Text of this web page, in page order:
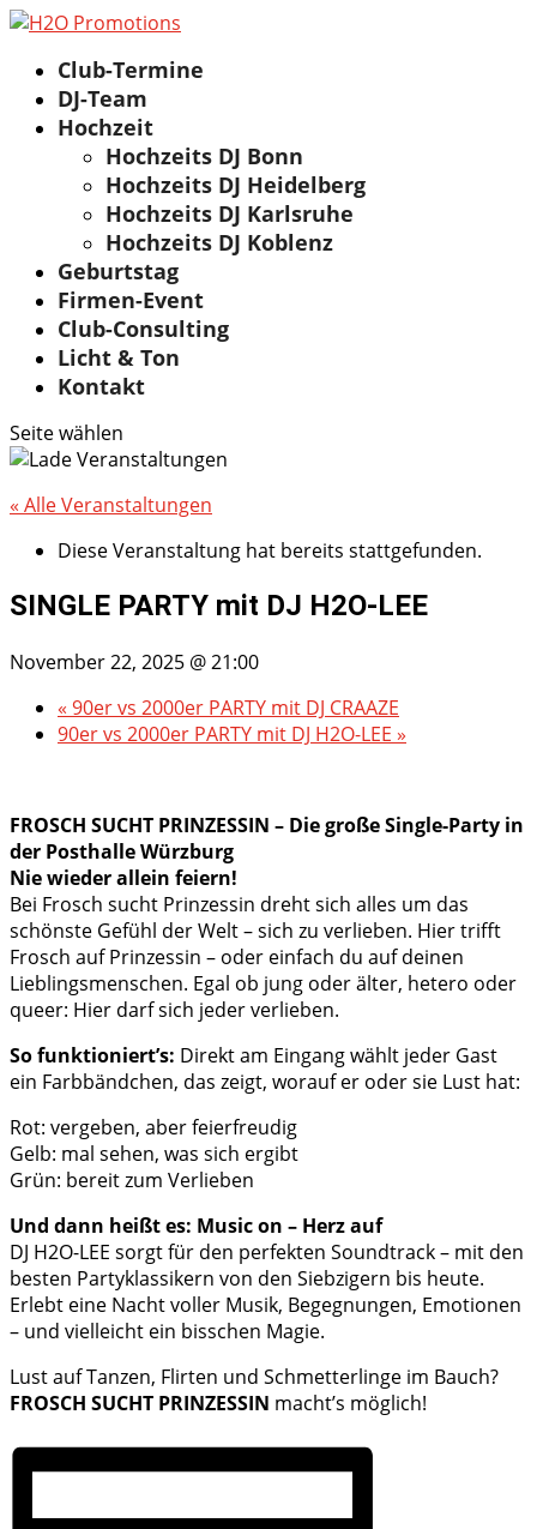
Club-Termine
DJ-Team
Hochzeit
Hochzeits DJ Bonn
Hochzeits DJ Heidelberg
Hochzeits DJ Karlsruhe
Hochzeits DJ Koblenz
Geburtstag
Firmen-Event
Club-Consulting
Licht & Ton
Kontakt
Seite wählen
« Alle Veranstaltungen
Diese Veranstaltung hat bereits stattgefunden.
SINGLE PARTY mit DJ H2O-LEE
November 22, 2025 @ 21:00
« 90er vs 2000er PARTY mit DJ CRAAZE
90er vs 2000er PARTY mit DJ H2O-LEE »
FROSCH SUCHT PRINZESSIN – Die große Single-Party in
der Posthalle Würzburg
Nie wieder allein feiern!
Bei Frosch sucht Prinzessin dreht sich alles um das
schönste Gefühl der Welt – sich zu verlieben. Hier trifft
Frosch auf Prinzessin – oder einfach du auf deinen
Lieblingsmenschen. Egal ob jung oder älter, hetero oder
queer: Hier darf sich jeder verlieben.
So funktioniert’s: Direkt am Eingang wählt jeder Gast
ein Farbbändchen, das zeigt, worauf er oder sie Lust hat:
Rot: vergeben, aber feierfreudig
Gelb: mal sehen, was sich ergibt
Grün: bereit zum Verlieben
Und dann heißt es: Music on – Herz auf
DJ H2O-LEE sorgt für den perfekten Soundtrack – mit den
besten Partyklassikern von den Siebzigern bis heute.
Erlebt eine Nacht voller Musik, Begegnungen, Emotionen
– und vielleicht ein bisschen Magie.
Lust auf Tanzen, Flirten und Schmetterlinge im Bauch?
FROSCH SUCHT PRINZESSIN macht’s möglich!